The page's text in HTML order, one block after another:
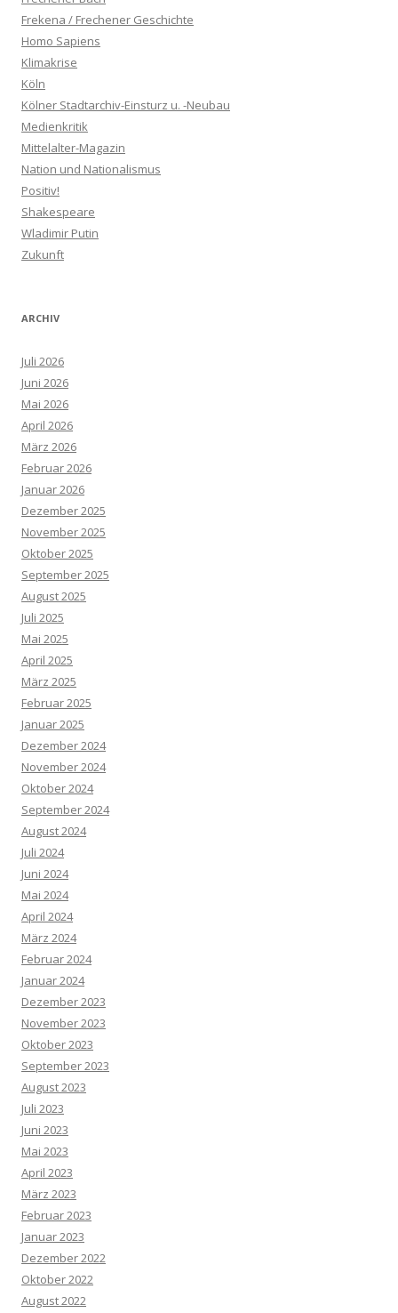
Frekena / Frechener Geschichte
Homo Sapiens
Klimakrise
Köln
Kölner Stadtarchiv-Einsturz u. -Neubau
Medienkritik
Mittelalter-Magazin
Nation und Nationalismus
Positiv!
Shakespeare
Wladimir Putin
Zukunft
ARCHIV
Juli 2026
Juni 2026
Mai 2026
April 2026
März 2026
Februar 2026
Januar 2026
Dezember 2025
November 2025
Oktober 2025
September 2025
August 2025
Juli 2025
Mai 2025
April 2025
März 2025
Februar 2025
Januar 2025
Dezember 2024
November 2024
Oktober 2024
September 2024
August 2024
Juli 2024
Juni 2024
Mai 2024
April 2024
März 2024
Februar 2024
Januar 2024
Dezember 2023
November 2023
Oktober 2023
September 2023
August 2023
Juli 2023
Juni 2023
Mai 2023
April 2023
März 2023
Februar 2023
Januar 2023
Dezember 2022
Oktober 2022
August 2022